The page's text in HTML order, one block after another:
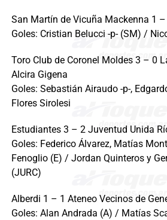
San Martín de Vicuña Mackenna 1
Goles: Cristian Belucci -p- (SM) /
Toro Club de Coronel Moldes 3 – 0
Alcira Gigena
Goles: Sebastián Airaudo -p-,
Flores Sirolesi
Estudiantes 3 – 2 Juventud Unida
Goles: Federico Álvarez, Matías
Fenoglio (E) / Jordan Quinteros y
(JURC)
Alberdi 1 – 1 Ateneo Vecinos de
Goles: Alan Andrada (A) / Matías